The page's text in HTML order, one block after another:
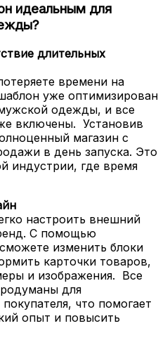
идеальным для
длительных
времени на
уже оптимизирован
одежды, и все
включены. Установив
магазин с
в день запуска. Это
индустрии, где время
настроить внешний
С помощью
изменить блоки
карточки товаров,
и изображения. Все
для
что помогает
опыт и повысить